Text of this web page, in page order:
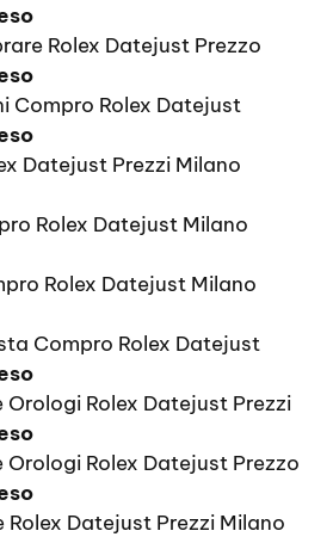
Rolex Datejust Prezzo
Compro Rolex Datejust
Datejust Prezzi Milano
Rolex Datejust Milano
Rolex Datejust Milano
Compro Rolex Datejust
Rolex Datejust Prezzi
Rolex Datejust Prezzo
Rolex Datejust Prezzi Milano